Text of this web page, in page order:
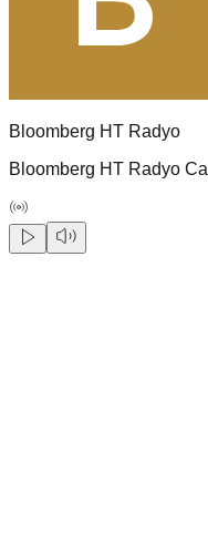
Bloomberg HT Radyo
Bloomberg HT Radyo